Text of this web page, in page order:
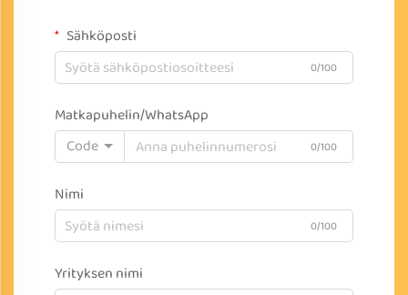
Sähköposti
0/100
Matkapuhelin/WhatsApp
Code
0/100
Nimi
0/100
Yrityksen nimi